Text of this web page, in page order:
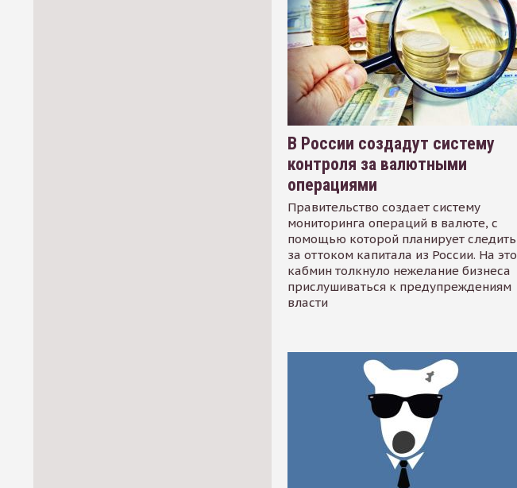
В России создадут систему
контроля за валютными
операциями
Правительство создает систему
мониторинга операций в валюте, с
помощью которой планирует следить
за оттоком капитала из России. На это
кабмин толкнуло нежелание бизнеса
прислушиваться к предупреждениям
власти